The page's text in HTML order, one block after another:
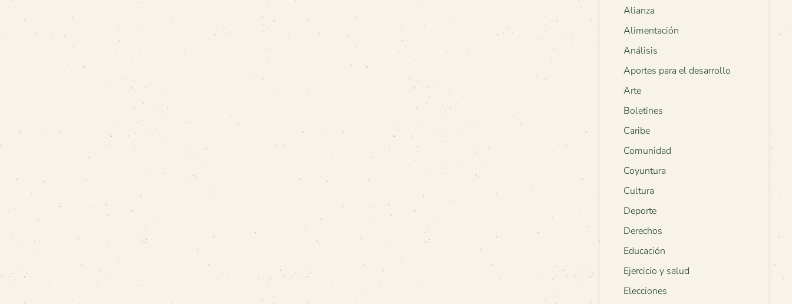
Alianza
Alimentación
Análisis
Aportes para el desarrollo
Arte
Boletines
Caribe
Comunidad
Coyuntura
Cultura
Deporte
Derechos
Educación
Ejercicio y salud
Elecciones